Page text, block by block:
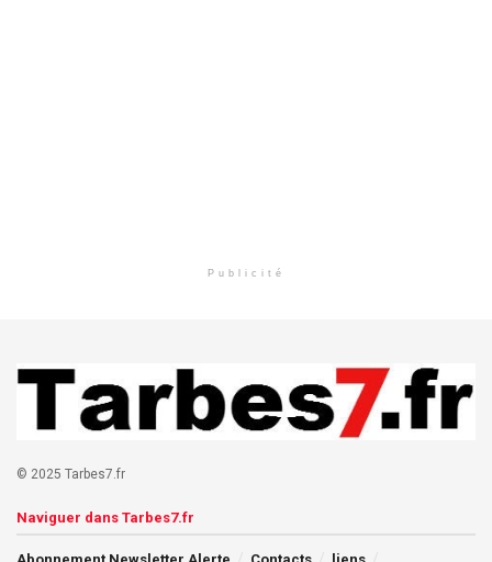
Publicité
© 2025 Tarbes7.fr
Naviguer dans Tarbes7.fr